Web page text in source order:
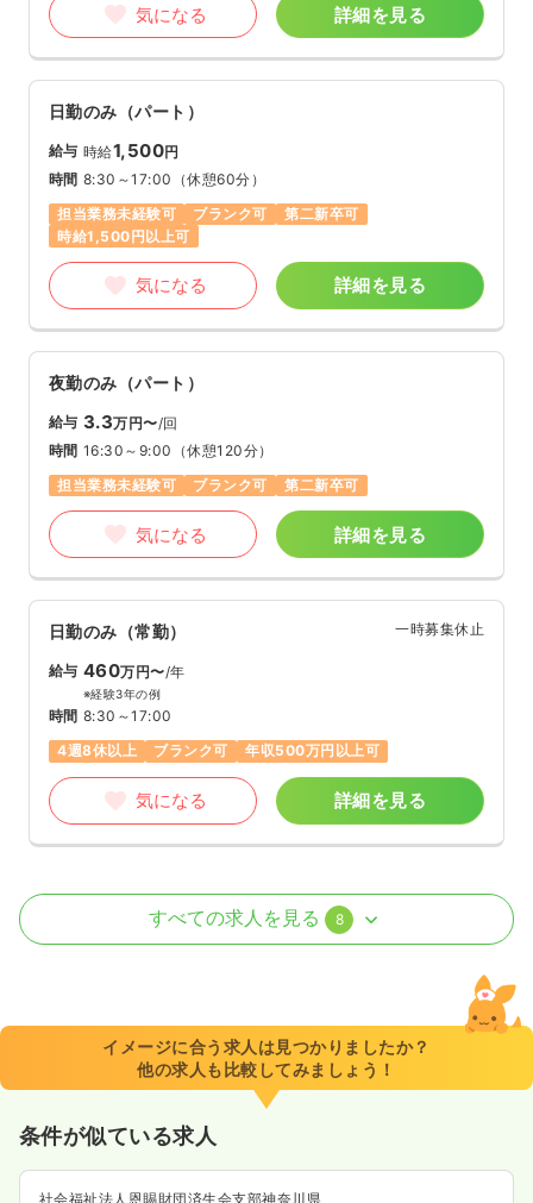
気になる 詳細を見る
日勤のみ（パート）
給与 時給1,500円
時間 8:30～17:00 （休憩60分）
担当業務未経験可
ブランク可
第二新卒可
時給1,500円以上可
気になる 詳細を見る
夜勤のみ（パート）
給与 3.3万円〜/回
時間 16:30～9:00 （休憩120分）
担当業務未経験可
ブランク可 第二新卒可
気になる 詳細を見る
日勤のみ（常勤） 一時募集休止
給与 460万円〜/年
※経験3年の例
時間 8:30～17:00
4週8休以上
ブランク可 年収500万円以上可
気になる 詳細を見る
オペ室(手術室)正看護師
8:30～17:00
日曜休み
4週8休以上 オンコールあり
ブランク可
すべての求人を見る 8
イメージに合う求人は見つかりましたか？
他の求人も比較してみましょう！
条件が似ている求人
社会福祉法人恩賜財団済生会支部神奈川県